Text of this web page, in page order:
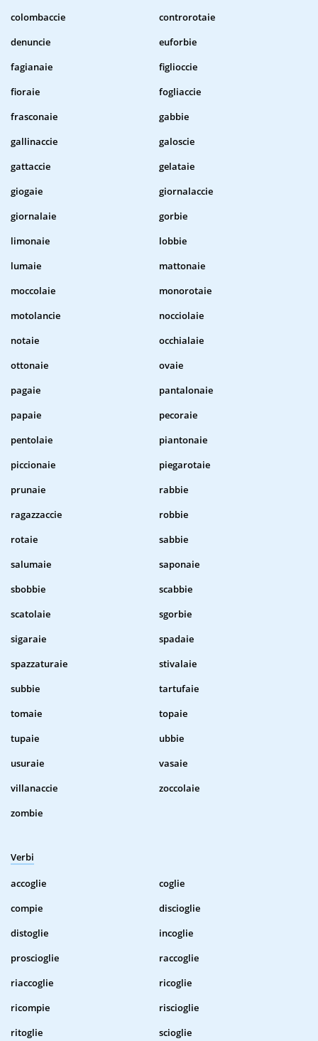
colombaccie
controrotaie
denuncie
euforbie
fagianaie
figlioccie
fioraie
fogliaccie
frasconaie
gabbie
gallinaccie
galoscie
gattaccie
gelataie
giogaie
giornalaccie
giornalaie
gorbie
limonaie
lobbie
lumaie
mattonaie
moccolaie
monorotaie
motolancie
nocciolaie
notaie
occhialaie
ottonaie
ovaie
pagaie
pantalonaie
papaie
pecoraie
pentolaie
piantonaie
piccionaie
piegarotaie
prunaie
rabbie
ragazzaccie
robbie
rotaie
sabbie
salumaie
saponaie
sbobbie
scabbie
scatolaie
sgorbie
sigaraie
spadaie
spazzaturaie
stivalaie
subbie
tartufaie
tomaie
topaie
tupaie
ubbie
usuraie
vasaie
villanaccie
zoccolaie
zombie
Verbi
accoglie
coglie
compie
discioglie
distoglie
incoglie
proscioglie
raccoglie
riaccoglie
ricoglie
ricompie
riscioglie
ritoglie
scioglie